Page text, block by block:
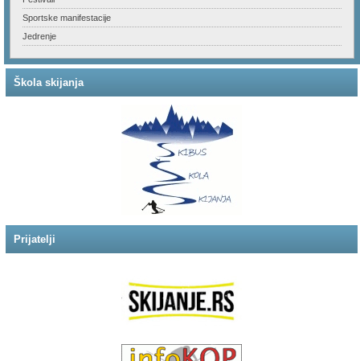
Sportske manifestacije
Jedrenje
Škola skijanja
Prijatelji